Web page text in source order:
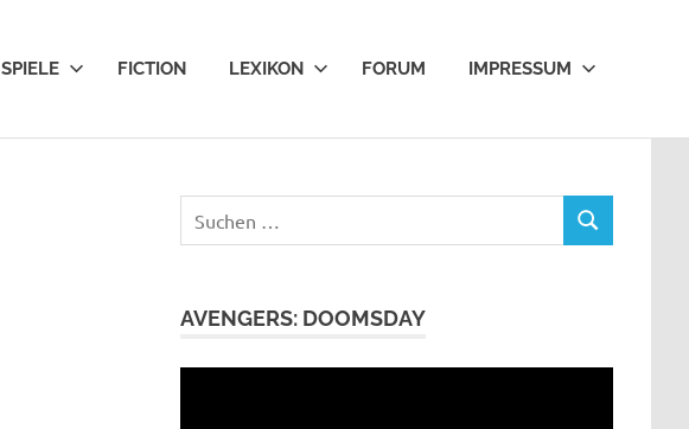
SPIELE FICTION LEXIKON FORUM IMPRESSUM
nach:
SUCHEN
AVENGERS: DOOMSDAY